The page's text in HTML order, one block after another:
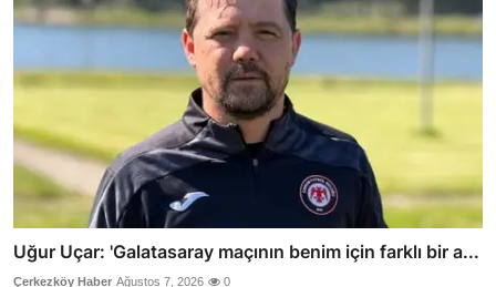
Uğur Uçar: 'Galatasaray maçının benim için farklı bir a...
Çerkezköy Haber Ağustos 7, 2026 0